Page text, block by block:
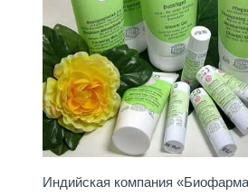
Индийская компания